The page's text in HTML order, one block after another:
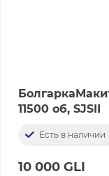
11500 об, SJSII
Есть в наличии
10 000 GLI